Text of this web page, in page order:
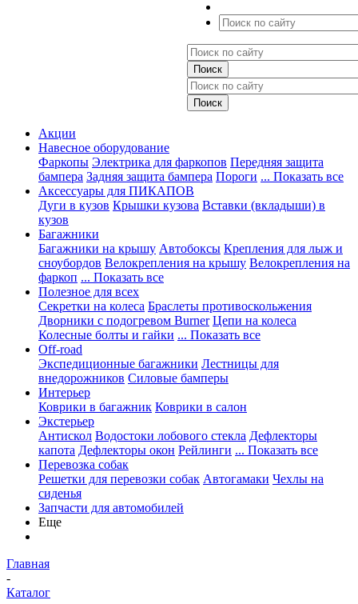
Акции
Навесное оборудование
Фаркопы Электрика для фаркопов Передняя защита
бампера Задняя защита бампера Пороги ... Показать все
Аксессуары для ПИКАПОВ
Дуги в кузов Крышки кузова Вставки (вкладыши) в
кузов
Багажники
Багажники на крышу Автобоксы Крепления для лыж и
сноубордов Велокрепления на крышу Велокрепления на
фаркоп ... Показать все
Полезное для всех
Секретки на колеса Браслеты противоскольжения
Дворники с подогревом Burner Цепи на колеса
Колесные болты и гайки ... Показать все
Off-road
Экспедиционные багажники Лестницы для
внедорожников Силовые бамперы
Интерьер
Коврики в багажник Коврики в салон
Экстерьер
Антискол Водостоки лобового стекла Дефлекторы
капота Дефлекторы окон Рейлинги ... Показать все
Перевозка собак
Решетки для перевозки собак Автогамаки Чехлы на
сиденья
Запчасти для автомобилей
Еще
Главная
-
Каталог